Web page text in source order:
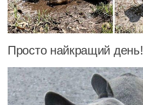
Просто найкращий день!